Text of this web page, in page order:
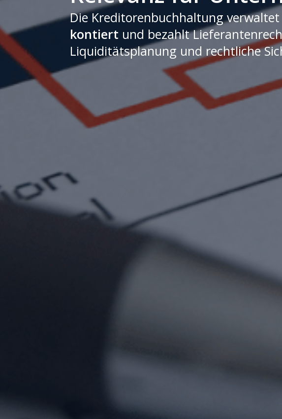
Die Kreditorenbuchhaltung
kontiert und bezahlt
Liquiditätsplanung und rechtliche